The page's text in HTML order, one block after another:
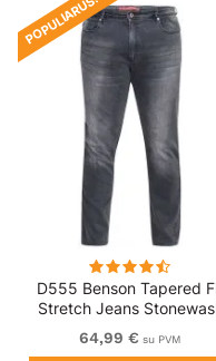
D555 Benson Tapered
Stretch Jeans
POPULIARUS!
64,99 € su PVM